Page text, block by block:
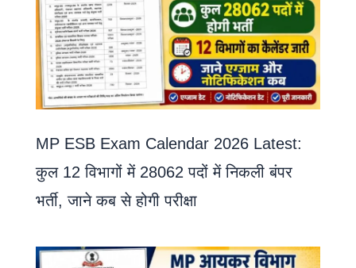
MP ESB Exam Calendar 2026 Latest:
कुल 12 विभागों में 28062 पदों में निकली बंपर
भर्ती, जाने कब से होगी परीक्षा